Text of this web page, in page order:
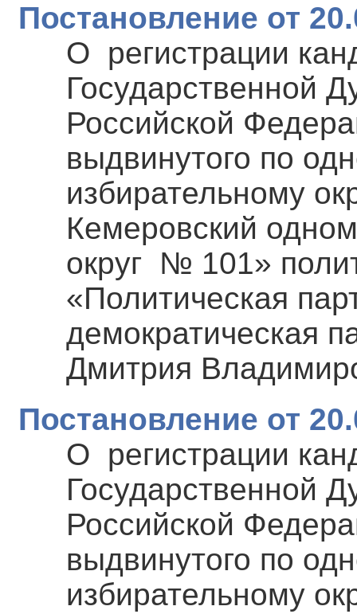
Постановление от
О регистрации
Государственной
Российской
выдвинутого по
избирательному
Кемеровский
округ № 101»
«Политическая
демократическая
Дмитрия
Постановление от
О регистрации
Государственной
Российской
выдвинутого по
избирательному